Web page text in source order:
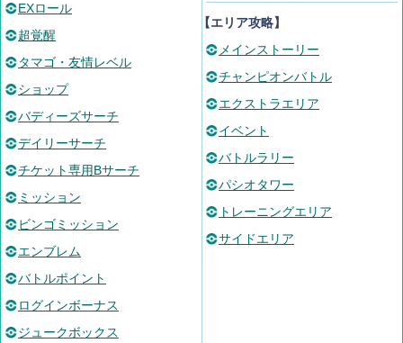
EXロール
超覚醒
タマゴ・友情レベル
ショップ
バディーズサーチ
デイリーサーチ
チケット専用Bサーチ
ミッション
ビンゴミッション
エンブレム
バトルポイント
ログインボーナス
ジュークボックス
【エリア攻略】
メインストーリー
チャンピオンバトル
エクストラエリア
イベント
バトルラリー
パシオタワー
トレーニングエリア
サイドエリア